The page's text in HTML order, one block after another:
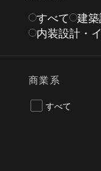
すべて 建
内装設計・
商業系
すべて